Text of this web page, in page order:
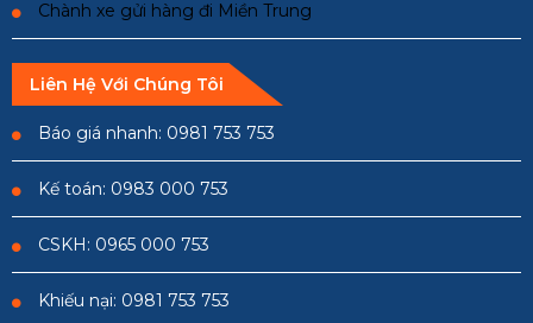
Chành xe gửi hàng đi Miền Trung
Liên Hệ Với Chúng Tôi
Báo giá nhanh: 0981 753 753
Kế toán: 0983 000 753
CSKH: 0965 000 753
Khiếu nại: 0981 753 753